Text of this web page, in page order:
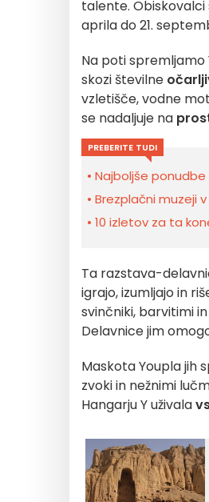
talente.
aprila do 21.
Na poti spremljamo
skozi številne
vzletišče, vodne
se nadaljuje na
PREBERITE TUDI
Najboljše
Brezplačni muzeji
10 izletov za ta
Ta razstava-
igrajo, izumljajo in
svinčniki, barvitimi
Delavnice jim
Maskota Youpla jih
zvoki in nežnimi
Hangarju Y uživala